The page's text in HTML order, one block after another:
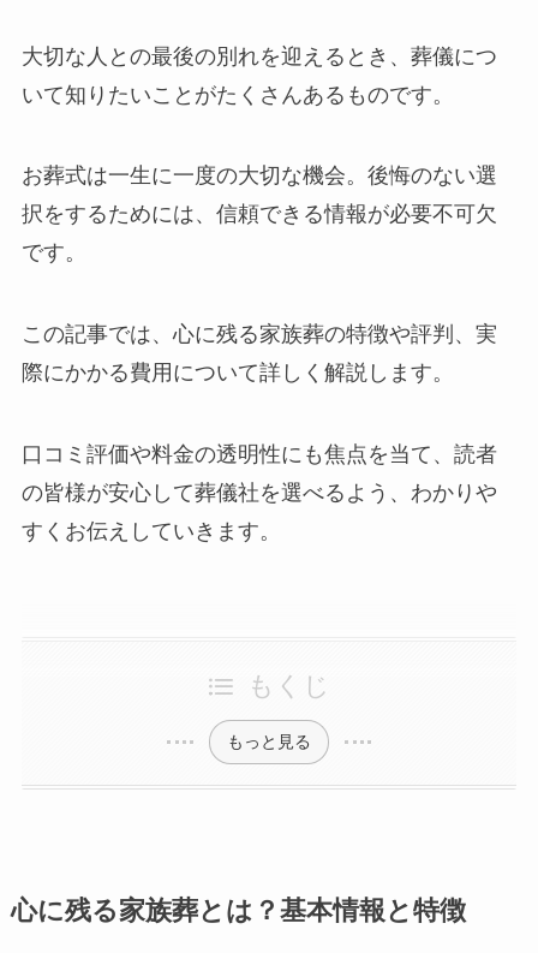
大切な人との最後の別れを迎えるとき、葬儀につ
いて知りたいことがたくさんあるものです。
お葬式は一生に一度の大切な機会。後悔のない選
択をするためには、信頼できる情報が必要不可欠
です。
この記事では、心に残る家族葬の特徴や評判、実
際にかかる費用について詳しく解説します。
口コミ評価や料金の透明性にも焦点を当て、読者
の皆様が安心して葬儀社を選べるよう、わかりや
すくお伝えしていきます。
もくじ
もっと見る
心に残る家族葬とは？基本情報と特徴